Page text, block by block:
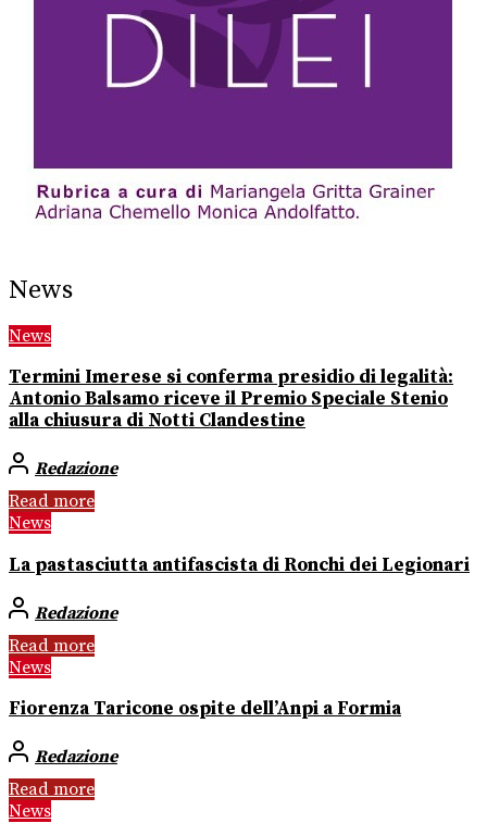
News
News
Termini Imerese si conferma presidio di legalità:
Antonio Balsamo riceve il Premio Speciale Stenio
alla chiusura di Notti Clandestine
Redazione
Read more
News
La pastasciutta antifascista di Ronchi dei Legionari
Redazione
Read more
News
Fiorenza Taricone ospite dell’Anpi a Formia
Redazione
Read more
News